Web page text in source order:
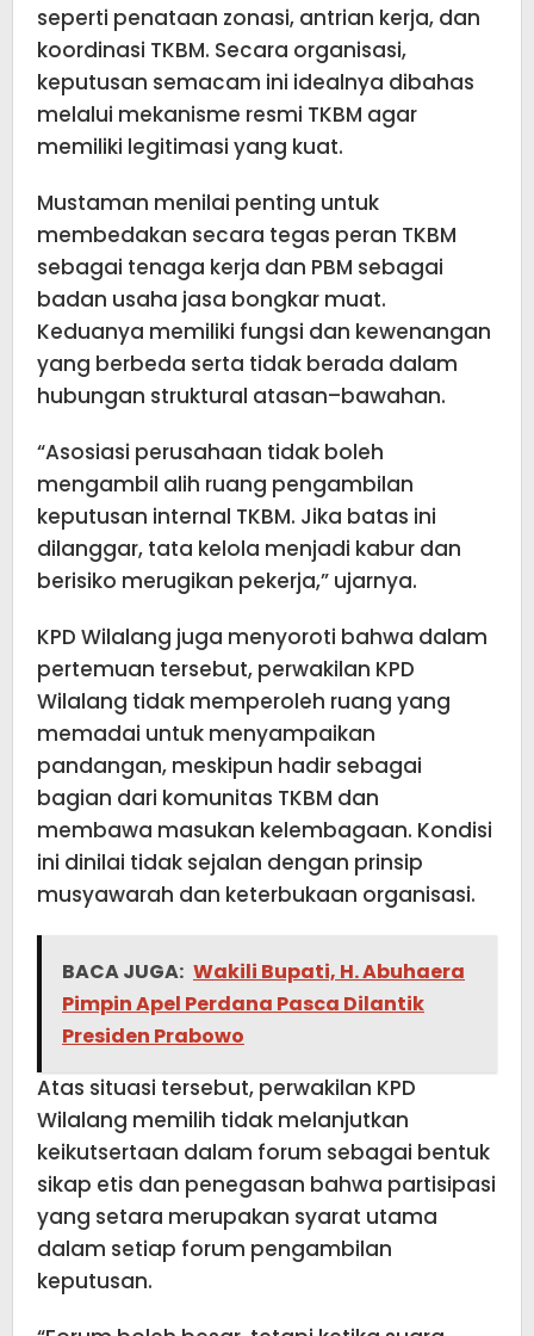
seperti penataan zonasi, antrian kerja, dan
koordinasi TKBM. Secara organisasi,
keputusan semacam ini idealnya dibahas
melalui mekanisme resmi TKBM agar
memiliki legitimasi yang kuat.
Mustaman menilai penting untuk
membedakan secara tegas peran TKBM
sebagai tenaga kerja dan PBM sebagai
badan usaha jasa bongkar muat.
Keduanya memiliki fungsi dan kewenangan
yang berbeda serta tidak berada dalam
hubungan struktural atasan–bawahan.
“Asosiasi perusahaan tidak boleh
mengambil alih ruang pengambilan
keputusan internal TKBM. Jika batas ini
dilanggar, tata kelola menjadi kabur dan
berisiko merugikan pekerja,” ujarnya.
KPD Wilalang juga menyoroti bahwa dalam
pertemuan tersebut, perwakilan KPD
Wilalang tidak memperoleh ruang yang
memadai untuk menyampaikan
pandangan, meskipun hadir sebagai
bagian dari komunitas TKBM dan
membawa masukan kelembagaan. Kondisi
ini dinilai tidak sejalan dengan prinsip
musyawarah dan keterbukaan organisasi.
BACA JUGA: Wakili Bupati, H. Abuhaera
Pimpin Apel Perdana Pasca Dilantik
Presiden Prabowo
Atas situasi tersebut, perwakilan KPD
Wilalang memilih tidak melanjutkan
keikutsertaan dalam forum sebagai bentuk
sikap etis dan penegasan bahwa partisipasi
yang setara merupakan syarat utama
dalam setiap forum pengambilan
keputusan.